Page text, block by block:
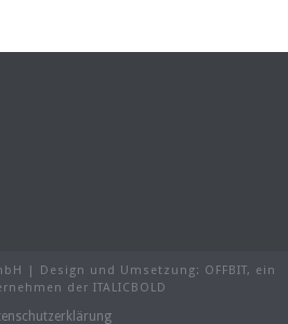
| Design und Umsetzung: OFFBIT, ein
der ITALICBOLD